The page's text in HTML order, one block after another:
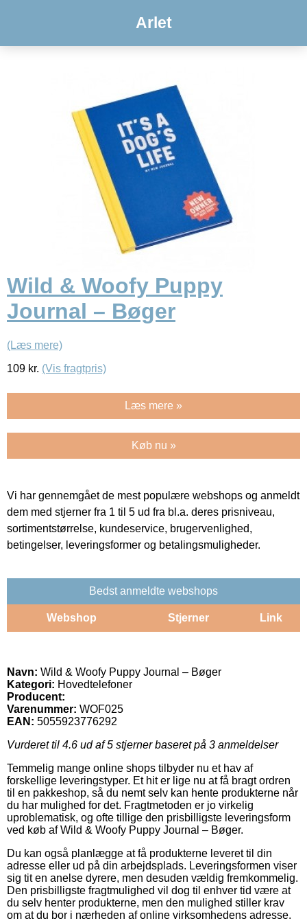
Arlet
Wild & Woofy Puppy
Journal – Bøger
(Læs mere)
109 kr. (Vis fragtpris)
Læs mere »
Køb nu »
Vi har gennemgået de mest populære webshops og anmeldt
dem med stjerner fra 1 til 5 ud fra bl.a. deres prisniveau,
sortimentstørrelse, kundeservice, brugervenlighed,
betingelser, leveringsformer og betalingsmuligheder.
Bedst anmeldte webshops
Webshop Stjerner Link
Navn: Wild & Woofy Puppy Journal – Bøger
Kategori: Hovedtelefoner
Producent:
Varenummer: WOF025
EAN: 5055923776292
Vurderet til 4.6 ud af 5 stjerner baseret på 3 anmeldelser
Temmelig mange online shops tilbyder nu et hav af
forskellige leveringstyper. Et hit er lige nu at få bragt ordren
til en pakkeshop, så du nemt selv kan hente produkterne når
du har mulighed for det. Fragtmetoden er jo virkelig
uproblematisk, og ofte tillige den prisbilligste leveringsform
ved køb af Wild & Woofy Puppy Journal – Bøger.
Du kan også planlægge at få produkterne leveret til din
adresse eller ud på din arbejdsplads. Leveringsformen viser
sig tit en anelse dyrere, men desuden vældig fremkommelig.
Den prisbilligste fragtmulighed vil dog til enhver tid være at
du selv henter produkterne, men den mulighed stiller krav
om at du bor i nærheden af online virksomhedens adresse.